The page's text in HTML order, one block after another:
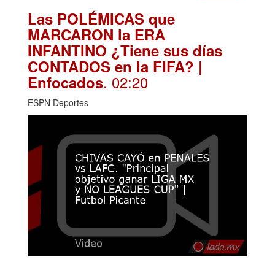
Las POLÉMICAS que
MARCARON la ERA
INFANTINO ¿Tiene sus días
CONTADOS en la FIFA? |
Enfocados. 02:20
ESPN Deportes